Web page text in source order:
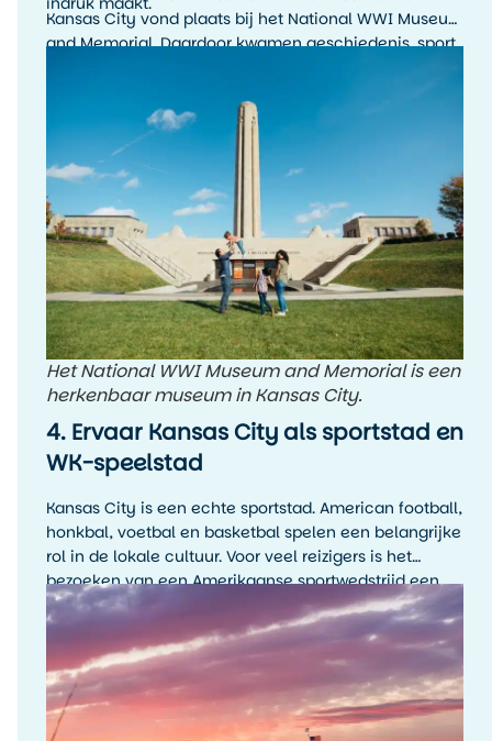
Kansas City vond plaats bij het National WWI Museum
and Memorial. Daardoor kwamen geschiedenis, sport
Het National WWI Museum and Memorial is een
herkenbaar museum in Kansas City.
4. Ervaar Kansas City als sportstad en
WK-speelstad
Kansas City is een echte sportstad. American football,
honkbal, voetbal en basketbal spelen een belangrijke
rol in de lokale cultuur. Voor veel reizigers is het
bezoeken van een Amerikaanse sportwedstrijd een
hoogtepunt van de reis, zelfs als je de sport zelf niet
wekelijks volgt.